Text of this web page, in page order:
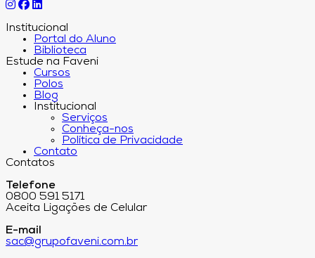
Institucional
Portal do Aluno
Biblioteca
Estude na Faveni
Cursos
Polos
Blog
Institucional
Serviços
Conheça-nos
Política de Privacidade
Contato
Contatos
Telefone
0800 591 5171
Aceita Ligações de Celular
E-mail
sac@grupofaveni.com.br